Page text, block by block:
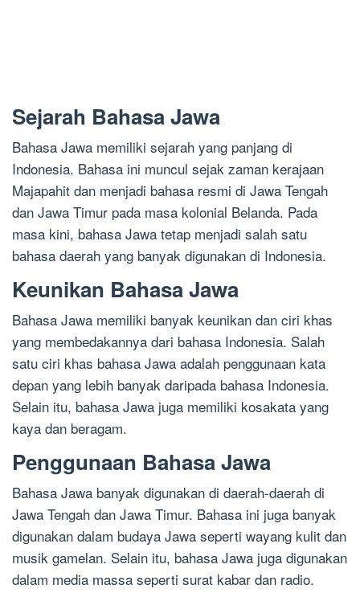
Sejarah Bahasa Jawa
Bahasa Jawa memiliki sejarah yang panjang di
Indonesia. Bahasa ini muncul sejak zaman kerajaan
Majapahit dan menjadi bahasa resmi di Jawa Tengah
dan Jawa Timur pada masa kolonial Belanda. Pada
masa kini, bahasa Jawa tetap menjadi salah satu
bahasa daerah yang banyak digunakan di Indonesia.
Keunikan Bahasa Jawa
Bahasa Jawa memiliki banyak keunikan dan ciri khas
yang membedakannya dari bahasa Indonesia. Salah
satu ciri khas bahasa Jawa adalah penggunaan kata
depan yang lebih banyak daripada bahasa Indonesia.
Selain itu, bahasa Jawa juga memiliki kosakata yang
kaya dan beragam.
Penggunaan Bahasa Jawa
Bahasa Jawa banyak digunakan di daerah-daerah di
Jawa Tengah dan Jawa Timur. Bahasa ini juga banyak
digunakan dalam budaya Jawa seperti wayang kulit dan
musik gamelan. Selain itu, bahasa Jawa juga digunakan
dalam media massa seperti surat kabar dan radio.